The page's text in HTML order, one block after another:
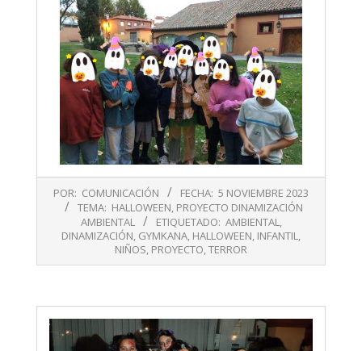
11-
POR: COMUNICACIÓN FECHA: 5 NOVIEMBRE 2023
TEMA: HALLOWEEN, PROYECTO DINAMIZACIÓN
AMBIENTAL
ETIQUETADO: AMBIENTAL,
DINAMIZACIÓN, GYMKANA, HALLOWEEN, INFANTIL,
NIÑOS, PROYECTO,TERROR